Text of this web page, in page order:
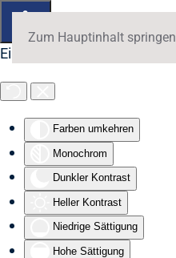
Eingabehilfen öffnen
Farben umkehren
Monochrom
Dunkler Kontrast
Heller Kontrast
Niedrige Sättigung
Hohe Sättigung
Zum Hauptinhalt springen